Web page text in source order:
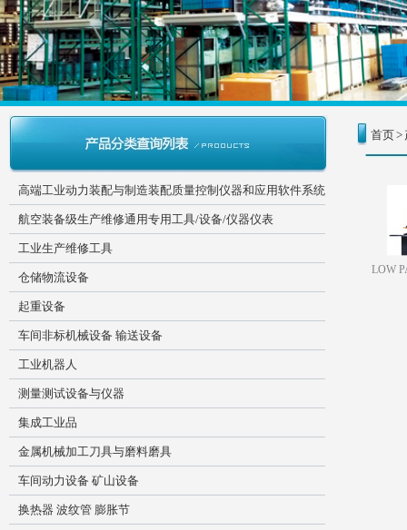
高端工业动力装配与制造装配质量控制仪器和应用软件系统
航空装备级生产维修通用专用工具/设备/仪器仪表
工业生产维修工具
仓储物流设备
起重设备
车间非标机械设备 输送设备
工业机器人
测量测试设备与仪器
集成工业品
金属机械加工刀具与磨料磨具
车间动力设备 矿山设备
换热器 波纹管 膨胀节
首页>
LOW